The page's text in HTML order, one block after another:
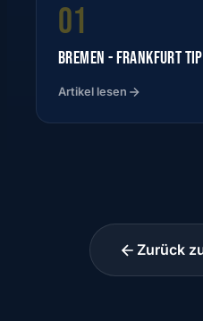
01
BREMEN - FRANKFURT
Artikel lesen
Zurück